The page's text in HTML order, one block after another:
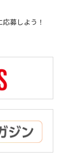
募しよう！